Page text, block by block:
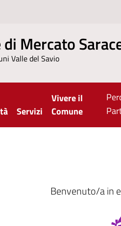
di Mercato
Valle del Savio
Servizi
Vivere il
Comune
Benvenuto/a in